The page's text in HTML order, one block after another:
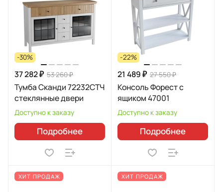
-30%
37 282 ₽ 53 260 ₽
Тумба Сканди 72232СТЧ
стеклянные двери
Доступно к заказу
Подробнее
-22%
21 489 ₽ 27 550 ₽
Консоль Форест с
ящиком 47001
Доступно к заказу
Подробнее
ХИТ ПРОДАЖ ХИТ ПРОДАЖ